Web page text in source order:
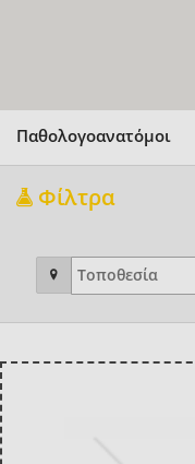
Παθολογοανατόμοι
Φίλτρα